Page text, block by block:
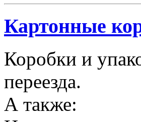
Картонные
Коробки и
переезда.
А также: